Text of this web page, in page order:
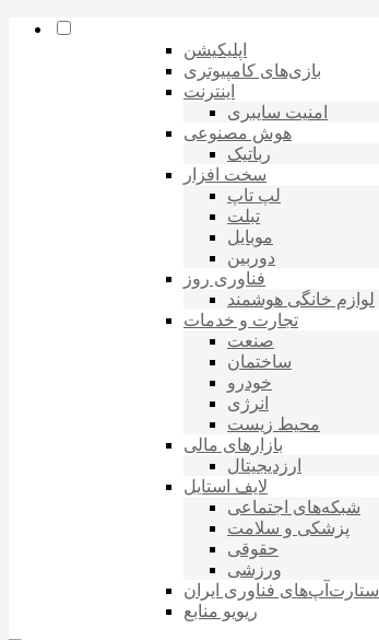
اپلیکیشن
بازی‌های کامپیوتری
اینترنت
امنیت سایبری
هوش مصنوعی
رباتیک
سخت افزار
لپ تاپ
تبلت
موبایل
دوربین
فناوری روز
لوازم خانگی هوشمند
تجارت و خدمات
صنعت
ساختمان
خودرو
انرژی
محیط زیست
بازارهای مالی
ارزدیجیتال
لایف استایل
شبکه‌های اجتماعی
پزشکی و سلامت
حقوقی
ورزشی
استارت‌آپ‌های فناوری ایران
ریویو منابع